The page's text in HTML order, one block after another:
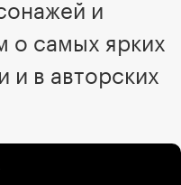
и
о самых ярких
и в авторских